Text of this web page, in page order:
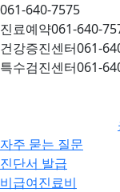
061-640-7575
진료예약061-640-
건강증진센터061-
특수검진센터061-
자주 묻는 질문
진단서 발급
비급여진료비